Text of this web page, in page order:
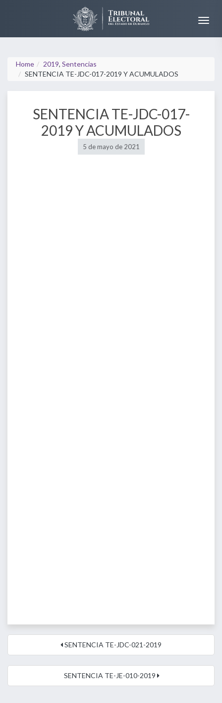
Home 2019, Sentencias
SENTENCIA TE-JDC-017-2019 Y ACUMULADOS
SENTENCIA TE-JDC-017-
2019 Y ACUMULADOS
5 de mayo de 2021
SENTENCIA TE-JDC-021-2019
SENTENCIA TE-JE-010-2019